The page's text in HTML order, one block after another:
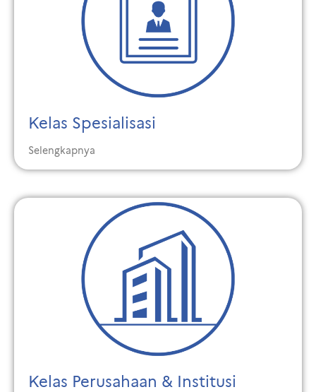
Kelas Spesialisasi
Selengkapnya
Kelas Perusahaan & Institusi